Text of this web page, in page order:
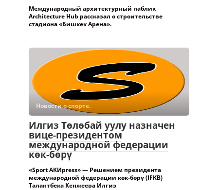
Международный архитектурный паблик
Architecture Hub рассказал о строительстве
стадиона «Бишкек Арена».
Новости о спорте.
Илгиз Төлөбай уулу назначен
вице-президентом
международной федерации
көк-бөрү
«Sport АКИpress» — Решением президента
международной федерации көк-бөрү (IFKB)
Талантбека Кенжеева Илгиз